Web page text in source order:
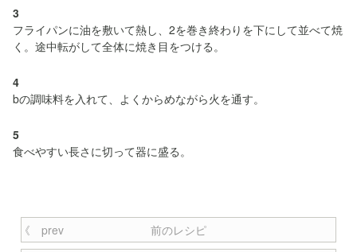
3
フライパンに油を敷いて熱し、2を巻き終わりを下にして並べて焼
く。途中転がして全体に焼き目をつける。
4
bの調味料を入れて、よくからめながら火を通す。
5
食べやすい長さに切って器に盛る。
前のレシピ